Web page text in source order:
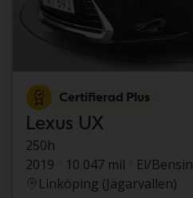
Certifierad Plus
Lexus UX
250h
2019
10 047 mil
El/Bensin
Linköping (Jägarvallen)